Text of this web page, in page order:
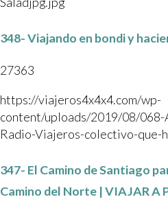
348- Viajando en bondi y
27363
https://viajeros4x4x4.com/wp-
content/uploads/2019/08/
Radio-Viajeros-colectivo-que-
347- El Camino de Santiago
Camino del Norte | VIAJAR A